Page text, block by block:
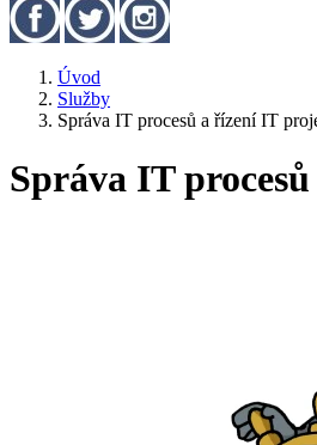
Úvod
Služby
Správa IT procesů a řízení IT
Správa IT